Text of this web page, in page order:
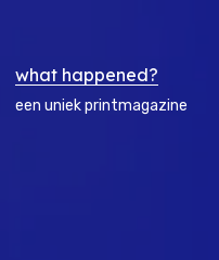
what happened?
een uniek printmagazine